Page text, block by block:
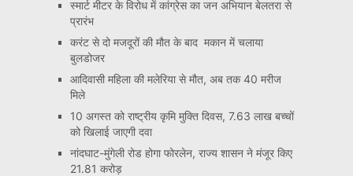
स्मार्ट मीटर के विरोध में कांग्रेस का जन अभियान बेलतरा से
प्रारंभ
करंट से दो मजदूरों की मौत के बाद मकान में चलाया
बुलडोजर
आदिवासी महिला की मलेरिया से मौत, अब तक 40 मरीज
मिले
10 अगस्त को राष्ट्रीय कृमि मुक्ति दिवस, 7.63 लाख बच्चों
को खिलाई जाएगी दवा
नांदघाट-मुंगेली रोड होगा फोरलेन, राज्य शासन ने मंजूर किए
21.81 करोड़